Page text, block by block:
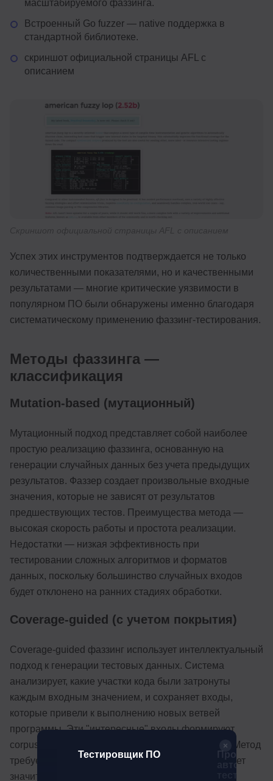
масштабируемого фаззинга.
Встроенный Go fuzzer — native поддержка в
стандартной библиотеке.
скриншот официальной страницы AFL с
описанием
Успех этих инструментов подтверждается не только
количественными показателями, но и качественными
результатами — многие критические уязвимости в
популярном ПО были обнаружены именно благодаря
систематическому применению фаззинг-тестирования.
Методы фаззинга —
классификация
Mutation-based (мутационный)
Мутационный подход представляет собой наиболее
простую реализацию фаззинга, основанную на
генерации случайных данных без учета предыдущих
результатов. Фаззер создает произвольные входные
значения, которые не зависят от результатов
предшествующих тестов. Преимущества метода —
высокая скорость работы и простота реализации.
Недостатки — низкая эффективность при
тестировании сложных алгоритмов и форматов
данных, поскольку большинство случайных входов
будет отклонено на ранних стадиях обработки.
Coverage-guided (с учетом покрытия)
Coverage-guided фаззинг использует интеллектуальный
подход к генерации тестовых данных. Система
анализирует, какие участки кода были затронуты
каждым входным значением, и сохраняет входы,
которые привели к выполнению новых ветвей
программы. Эти "интересные" входы формируют
corpus — базу данных для дальнейших мутаций. Метод
требует начальных seed-значений, но обеспечивает
значительно более глубокое покрытие кода по
Тестировщик ПО